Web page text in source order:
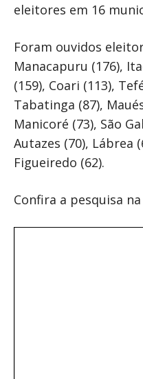
eleitores em 16
Foram ouvidos
Manacapuru (176),
(159), Coari (113),
Tabatinga (87),
Manicoré (73), São
Autazes (70), Lábrea
Figueiredo (62).
Confira a pesquisa